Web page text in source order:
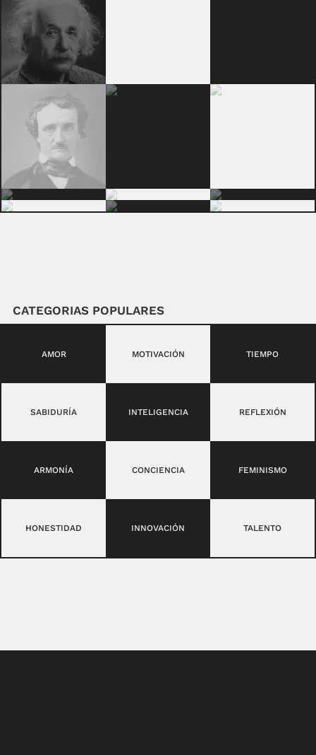
CATEGORIAS POPULARES
AMOR MOTIVACIÓN TIEMPO
SABIDURÍA INTELIGENCIA REFLEXIÓN
ARMONÍA CONCIENCIA FEMINISMO
HONESTIDAD INNOVACIÓN TALENTO